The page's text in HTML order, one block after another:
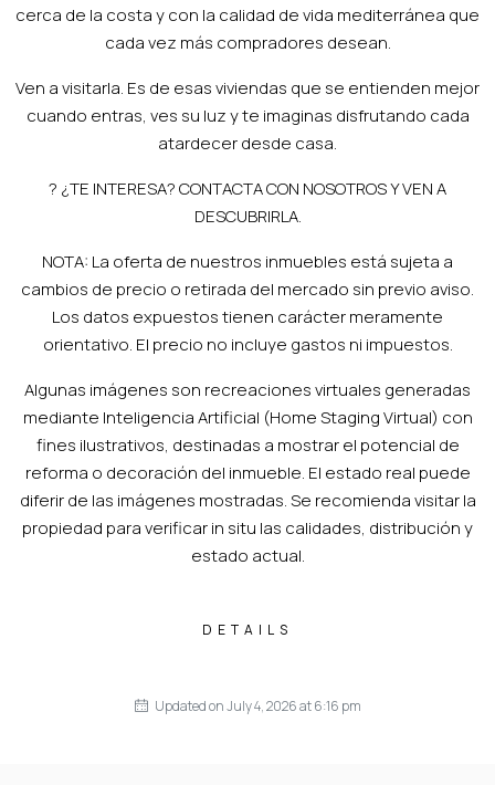
cerca de la costa y con la calidad de vida mediterránea que
cada vez más compradores desean.
Ven a visitarla. Es de esas viviendas que se entienden mejor
cuando entras, ves su luz y te imaginas disfrutando cada
atardecer desde casa.
? ¿TE INTERESA? CONTACTA CON NOSOTROS Y VEN A
DESCUBRIRLA.
NOTA: La oferta de nuestros inmuebles está sujeta a
cambios de precio o retirada del mercado sin previo aviso.
Los datos expuestos tienen carácter meramente
orientativo. El precio no incluye gastos ni impuestos.
Algunas imágenes son recreaciones virtuales generadas
mediante Inteligencia Artificial (Home Staging Virtual) con
fines ilustrativos, destinadas a mostrar el potencial de
reforma o decoración del inmueble. El estado real puede
diferir de las imágenes mostradas. Se recomienda visitar la
propiedad para verificar in situ las calidades, distribución y
estado actual.
DETAILS
Updated on July 4, 2026 at 6:16 pm